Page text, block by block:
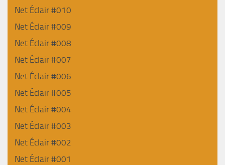
Net Éclair #010
Net Éclair #009
Net Éclair #008
Net Éclair #007
Net Éclair #006
Net Éclair #005
Net Éclair #004
Net Éclair #003
Net Éclair #002
Net Éclair #001